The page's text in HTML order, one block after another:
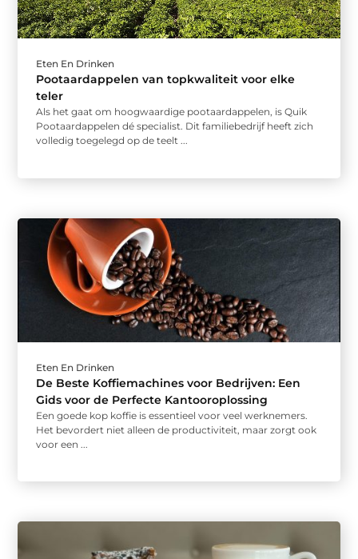
Eten En Drinken
Pootaardappelen van topkwaliteit voor elke
teler
Als het gaat om hoogwaardige pootaardappelen, is Quik
Pootaardappelen dé specialist. Dit familiebedrijf heeft zich
volledig toegelegd op de teelt ...
Eten En Drinken
De Beste Koffiemachines voor Bedrijven: Een
Gids voor de Perfecte Kantooroplossing
Een goede kop koffie is essentieel voor veel werknemers.
Het bevordert niet alleen de productiviteit, maar zorgt ook
voor een ...